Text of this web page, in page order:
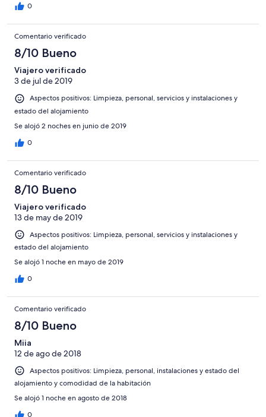
0
Comentario verificado
8/10 Bueno
Viajero verificado
3 de jul de 2019
Aspectos positivos: Limpieza, personal, servicios y instalaciones y
estado del alojamiento
Se alojó 2 noches en junio de 2019
0
Comentario verificado
8/10 Bueno
Viajero verificado
13 de may de 2019
Aspectos positivos: Limpieza, personal, servicios y instalaciones y
estado del alojamiento
Se alojó 1 noche en mayo de 2019
0
Comentario verificado
8/10 Bueno
Miia
12 de ago de 2018
Aspectos positivos: Limpieza, personal, instalaciones y estado del
alojamiento y comodidad de la habitación
Se alojó 1 noche en agosto de 2018
0